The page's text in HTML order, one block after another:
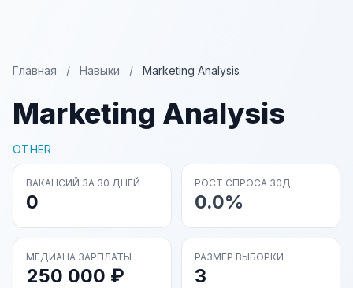
Главная / Навыки / Marketing Analysis
Marketing Analysis
OTHER
ВАКАНСИЙ ЗА 30 ДНЕЙ
0
РОСТ СПРОСА 30Д
0.0%
МЕДИАНА ЗАРПЛАТЫ
250 000 ₽
РАЗМЕР ВЫБОРКИ
3